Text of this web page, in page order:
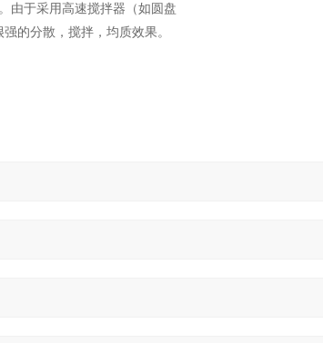
由于采用高速搅拌器（如圆盘
的分散，搅拌，均质效果。